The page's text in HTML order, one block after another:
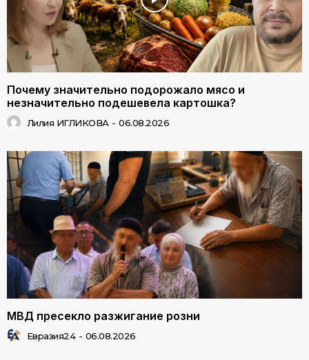
Почему значительно подорожало мясо и
незначительно подешевела картошка?
Лилия ИГЛИКОВА - 06.08.2026
МВД пресекло разжигание розни
Евразия24 - 06.08.2026